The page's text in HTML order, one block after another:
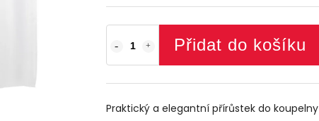
Přidat do košíku
Praktický a elegantní přírůstek do koupelny